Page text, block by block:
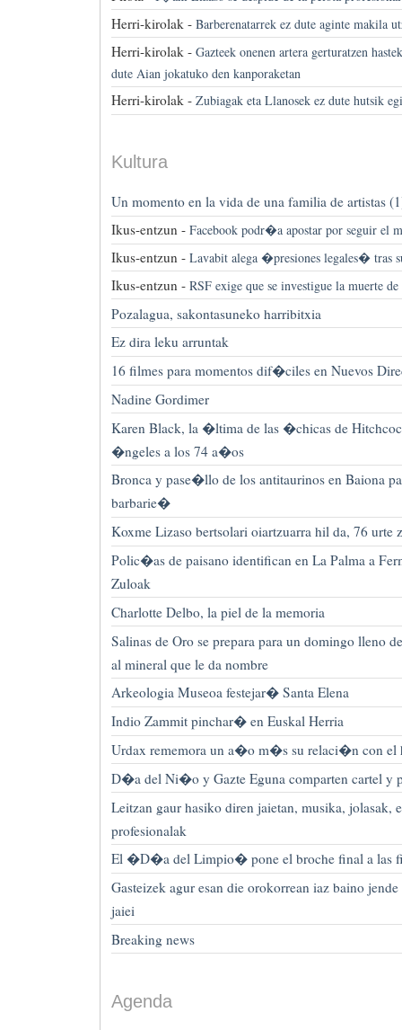
Herri-kirolak - Barberenatarrek ez dute aginte makila
Herri-kirolak - Gazteek onenen artera gerturatzen
dute Aian jokatuko den kanporaketan
Herri-kirolak - Zubiagak eta Llanosek ez dute hutsik
Kultura
Un momento en la vida de una familia de artistas
Ikus-entzun - Facebook podr�a apostar por seguir el
Ikus-entzun - Lavabit alega �presiones legales� tras
Ikus-entzun - RSF exige que se investigue la muerte
Pozalagua, sakontasuneko harribitxia
Ez dira leku arruntak
16 filmes para momentos dif�ciles en Nuevos
Nadine Gordimer
Karen Black, la �ltima de las �chicas de
�ngeles a los 74 a�os
Bronca y pase�llo de los antitaurinos en Baiona
barbarie�
Koxme Lizaso bertsolari oiartzuarra hil da, 76 urte
Polic�as de paisano identifican en La Palma a
Zuloak
Charlotte Delbo, la piel de la memoria
Salinas de Oro se prepara para un domingo lleno
al mineral que le da nombre
Arkeologia Museoa festejar� Santa Elena
Indio Zammit pinchar� en Euskal Herria
Urdax rememora un a�o m�s su relaci�n con el
D�a del Ni�o y Gazte Eguna comparten cartel y
Leitzan gaur hasiko diren jaietan, musika, jolasak,
profesionalak
El �D�a del Limpio� pone el broche final a las
Gasteizek agur esan die orokorrean iaz baino
jaiei
Breaking news
Agenda